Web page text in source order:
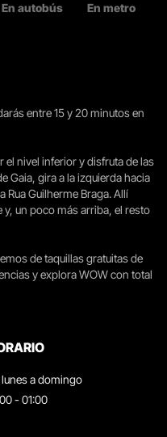
En autobús En metro
entre 15 y 20 minutos en
el nivel inferior y disfruta de las
Gaia, gira a la izquierda hacia
Rua Guilherme Braga. Allí
un poco más arriba, el resto
de taquillas gratuitas de
y explora WOW con total
lunes a domingo
- 01:00